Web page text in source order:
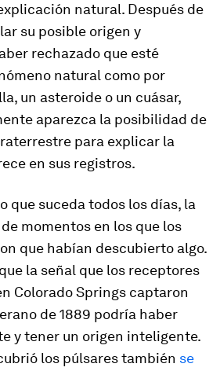
natural. Después de
su posible origen y
rechazado que esté
natural como por
un asteroide o un cuásar,
aparezca la posibilidad de
para explicar la
en sus registros.
que suceda todos los días, la
momentos en los que los
que habían descubierto algo.
la señal que los receptores
Colorado Springs captaron
de 1889 podría haber
y tener un origen inteligente.
los púlsares también se